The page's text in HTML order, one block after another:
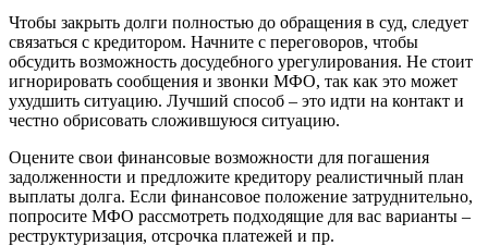
Чтобы закрыть долги полностью до обращения в суд, следует
связаться с кредитором. Начните с переговоров, чтобы
обсудить возможность досудебного урегулирования. Не стоит
игнорировать сообщения и звонки МФО, так как это может
ухудшить ситуацию. Лучший способ – это идти на контакт и
честно обрисовать сложившуюся ситуацию.
Оцените свои финансовые возможности для погашения
задолженности и предложите кредитору реалистичный план
выплаты долга. Если финансовое положение затруднительно,
попросите МФО рассмотреть подходящие для вас варианты –
реструктуризация, отсрочка платежей и пр.